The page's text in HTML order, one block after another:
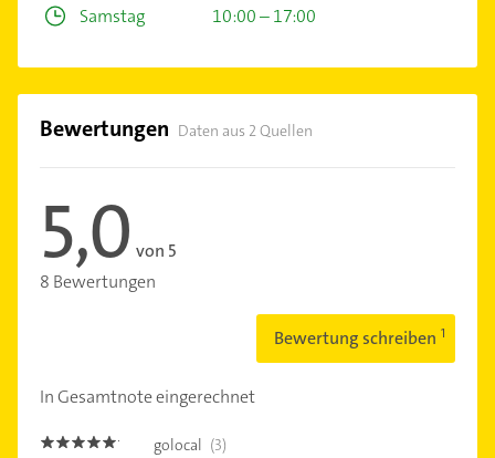
Samstag
10:00 – 17:00
Bewertungen Daten aus 2 Quellen
5,0 von 5
8 Bewertungen
Bewertung schreiben
In Gesamtnote eingerechnet
5.0 golocal (3)